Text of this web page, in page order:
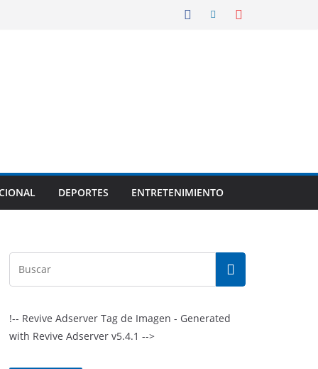
DEPORTES ENTRETENIMIENTO
!-- Revive Adserver Tag de Imagen - Generated
with Revive Adserver v5.4.1 -->